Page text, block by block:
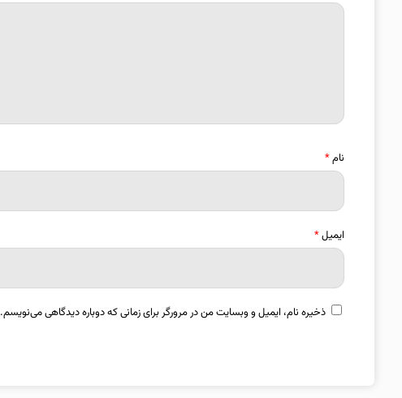
نام*
ایمیل*
ذخیره نام، ایمیل و وبسایت من در مرورگر برای زمانی که دوباره دیدگاهی می‌نویسم.